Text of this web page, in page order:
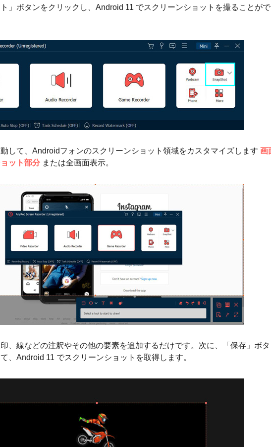
」ボタンをクリックし、Android 11 でスクリーンショットを撮ることが
して、Androidフォンのスクリーンショット領域をカスタマイズします 画
ット部分 または全画面表示。
、線などの注釈やその他の要素を追加するだけです。次に、「保存」ボ
、Android 11 でスクリーンショットを取得します。